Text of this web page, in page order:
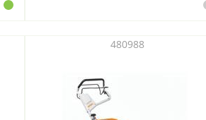
480988